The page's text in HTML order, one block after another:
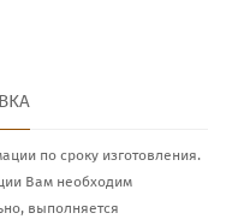
по сроку изготовления.
Вам необходим
выполняется